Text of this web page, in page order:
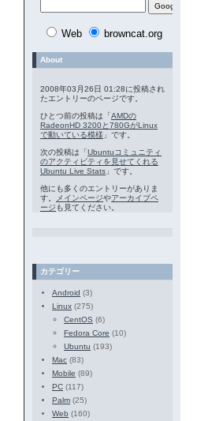
Web browncat.org
About
2008年03月26日 01:28に投稿され
たエントリーのページです。
ひとつ前の投稿は「AMDの
RadeonHD 3200と780GがLinux
で動いている模様 」です。
次の投稿は「Ubuntuコミュニティ
のアクティビティを見せてくれる
Ubuntu Live Stats 」です。
他にも多くのエントリーがありま
す。
メインページやアーカイブペ
ージ も見てください。
カテゴリー
Android (3)
Linux (275)
CentOS (6)
Fedora Core (10)
Ubuntu (193)
Mac (83)
Mobile (89)
PC (117)
Palm (25)
Web (160)